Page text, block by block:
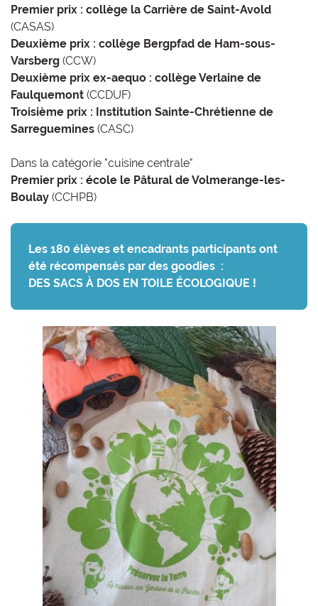
Premier prix : collège la Carrière de Saint-Avold
(CASAS)
Deuxième prix : collège Bergpfad de Ham-sous-
Varsberg (CCW)
Deuxième prix ex-aequo : collège Verlaine de
Faulquemont (CCDUF)
Troisième prix : Institution Sainte-Chrétienne de
Sarreguemines (CASC)
Dans la catégorie "cuisine centrale"
Premier prix : école le Pâtural de Volmerange-les-
Boulay (CCHPB)
Les 180 élèves et encadrants participants ont
été récompensés par des goodies :
DES SACS À DOS EN TOILE ÉCOLOGIQUE !